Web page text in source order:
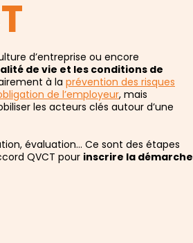
d’entreprise ou encore
de vie et les conditions de
à la prévention des risques
de l’employeur, mais
les acteurs clés autour d’une
évaluation… Ce sont des étapes
QVCT pour inscrire la démarche